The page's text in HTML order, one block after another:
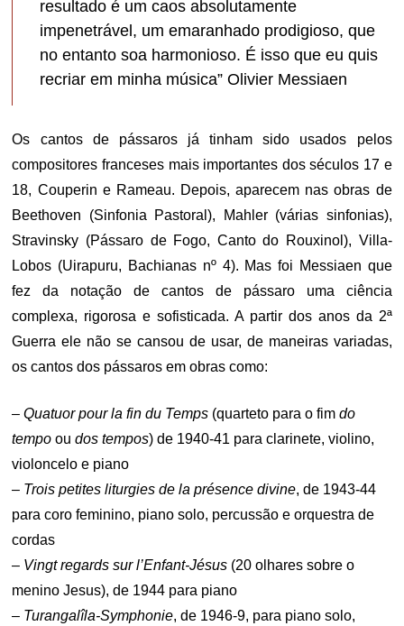
resultado é um caos absolutamente
impenetrável, um emaranhado prodigioso, que
no entanto soa harmonioso. É isso que eu quis
recriar em minha música” Olivier Messiaen
Os cantos de pássaros já tinham sido usados pelos
compositores franceses mais importantes dos séculos 17 e
18, Couperin e Rameau. Depois, aparecem nas obras de
Beethoven (Sinfonia Pastoral), Mahler (várias sinfonias),
Stravinsky (Pássaro de Fogo, Canto do Rouxinol), Villa-
Lobos (Uirapuru, Bachianas nº 4). Mas foi Messiaen que
fez da notação de cantos de pássaro uma ciência
complexa, rigorosa e sofisticada. A partir dos anos da 2ª
Guerra ele não se cansou de usar, de maneiras variadas,
os cantos dos pássaros em obras como:
–Quatuor pour la fin du Temps (quarteto para o fimdo
tempo oudos tempos) de 1940-41 para clarinete, violino,
violoncelo e piano
– Trois petites liturgies de la présence divine, de 1943-44
para coro feminino, piano solo, percussão e orquestra de
cordas
– Vingt regards sur l’Enfant-Jésus (20 olhares sobre o
menino Jesus), de 1944 para piano
– Turangalîla-Symphonie, de 1946-9, para piano solo,